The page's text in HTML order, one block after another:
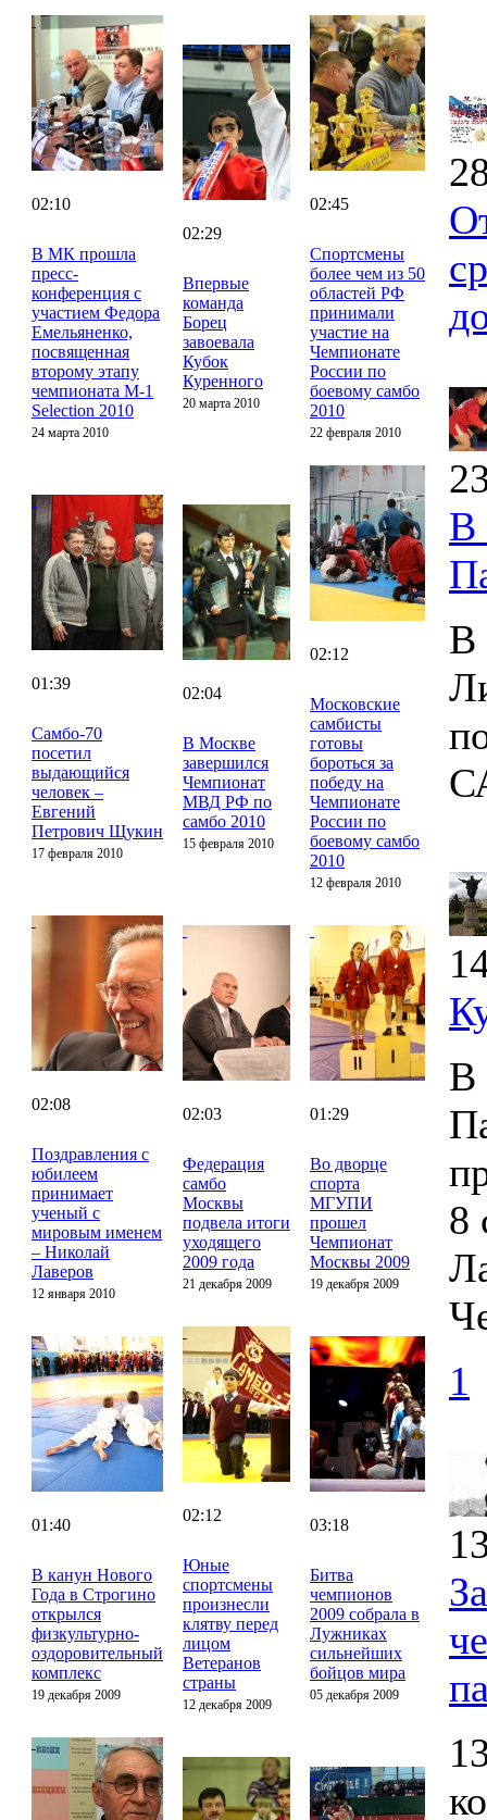
02:10
В МК прошла
пресс-
конференция с
участием Федора
Емельяненко,
посвященная
второму этапу
чемпионата M-1
Selection 2010
24 марта 2010
02:29
Впервые
команда
Борец
завоевала
Кубок
Куренного
20 марта 2010
02:45
Спортсмены
более чем из 50
областей РФ
принимали
участие на
Чемпионате
России по
боевому самбо
2010
22 февраля 2010
01:39
Cамбо-70
посетил
выдающийся
человек –
Евгений
Петрович Щукин
17 февраля 2010
02:04
В Москве
завершился
Чемпионат
МВД РФ по
самбо 2010
15 февраля 2010
02:12
Московские
самбисты
готовы
бороться за
победу на
Чемпионате
России по
боевому самбо
2010
12 февраля 2010
02:08
Поздравления с
юбилеем
принимает
ученый с
мировым именем
– Николай
Лаверов
12 января 2010
02:03
Федерация
самбо
Москвы
подвела итоги
уходящего
2009 года
21 декабря 2009
01:29
Во дворце
спорта
МГУПИ
прошел
Чемпионат
Москвы 2009
19 декабря 2009
01:40
В канун Нового
Года в Строгино
открылся
физкультурно-
оздоровительный
комплекс
19 декабря 2009
02:12
Юные
спортсмены
произнесли
клятву перед
лицом
Ветеранов
страны
12 декабря 2009
03:18
Битва
чемпионов
2009 собрала в
Лужниках
сильнейших
бойцов мира
05 декабря 2009
В
В
В
8
1